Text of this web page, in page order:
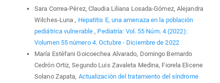
Sara Correa-Pérez, Claudia Liliana Losada-Gómez, Alejandra
Wilches-Luna , Hepatitis E, una amenaza en la población
pediátrica vulnerable , Pediatría: Vol. 55 Núm. 4 (2022):
Volumen 55 número 4. Octubre - Diciembre de 2022
María Estéfani Goicoechea Alvarado, Domingo Bernardo
Cedrón Ortiz, Segundo Luis Zavaleta Medina, Fiorela Elicene
Solano Zapata, Actualización del tratamiento del síndrome